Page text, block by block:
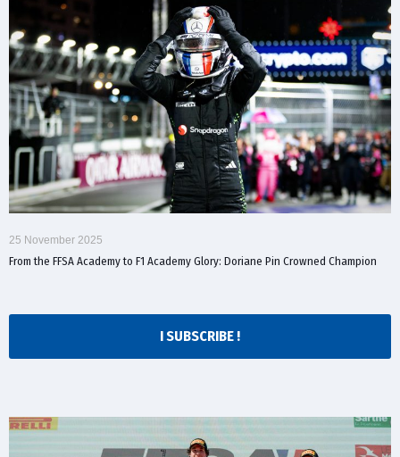
25 November 2025
From the FFSA Academy to F1 Academy Glory: Doriane Pin Crowned Champion
I SUBSCRIBE !